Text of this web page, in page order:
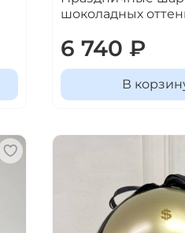
шоколадных
6 740 ₽
В